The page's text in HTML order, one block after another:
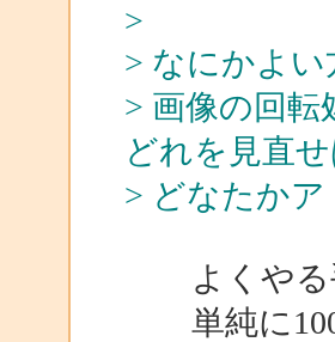
>
> なにかよ
> 画像の回転
どれを見直
> どなたか
よくやる
単純に